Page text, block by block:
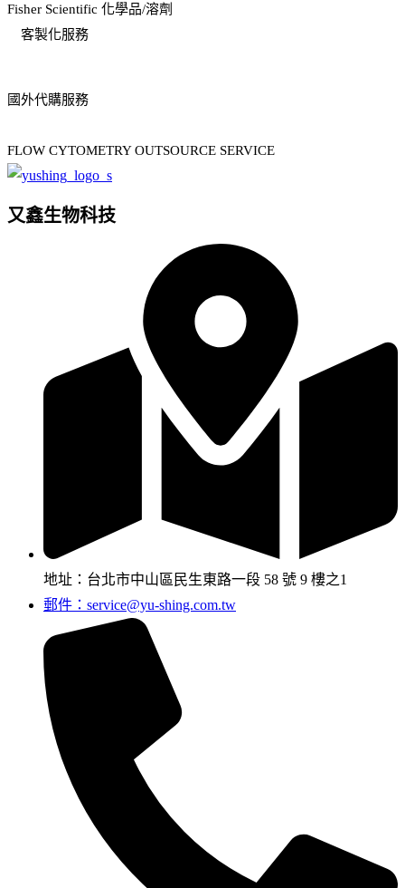
Fisher Scientific 化學品/溶劑
客製化服務
國外代購服務
FLOW CYTOMETRY OUTSOURCE SERVICE
又鑫生物科技
地址：台北市中山區民生東路一段 58 號 9 樓之1
郵件：service@yu-shing.com.tw